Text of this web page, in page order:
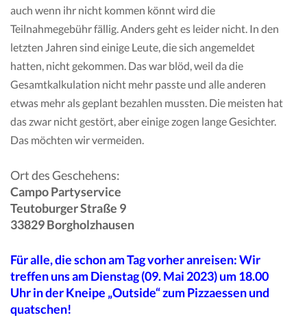
auch wenn ihr nicht kommen könnt wird die
Teilnahmegebühr fällig. Anders geht es leider nicht. In den
letzten Jahren sind einige Leute, die sich angemeldet
hatten, nicht gekommen. Das war blöd, weil da die
Gesamtkalkulation nicht mehr passte und alle anderen
etwas mehr als geplant bezahlen mussten. Die meisten hat
das zwar nicht gestört, aber einige zogen lange Gesichter.
Das möchten wir vermeiden.
Ort des Geschehens:
Campo Partyservice
Teutoburger Straße 9
33829 Borgholzhausen
Für alle, die schon am Tag vorher anreisen: Wir
treffen uns am Dienstag (09. Mai 2023) um 18.00
Uhr in der Kneipe „Outside“ zum Pizzaessen und
quatschen!